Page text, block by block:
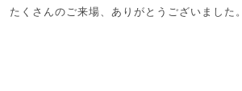
たくさんのご来場、ありがとうございました。